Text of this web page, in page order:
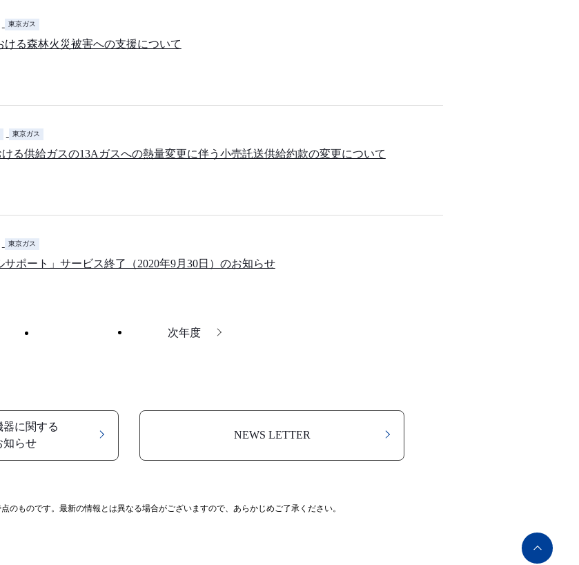
東京ガス
ける森林火災被害への支援について
東京ガス
る供給ガスの13Aガスへの熱量変更に伴う小売託送供給約款の変更について
東京ガス
サポート」サービス終了（2020年9月30日）のお知らせ
次年度
に関する
知らせ
NEWS LETTER
のものです。最新の情報とは異なる場合がございますので、あらかじめご了承ください。
ペ
ー